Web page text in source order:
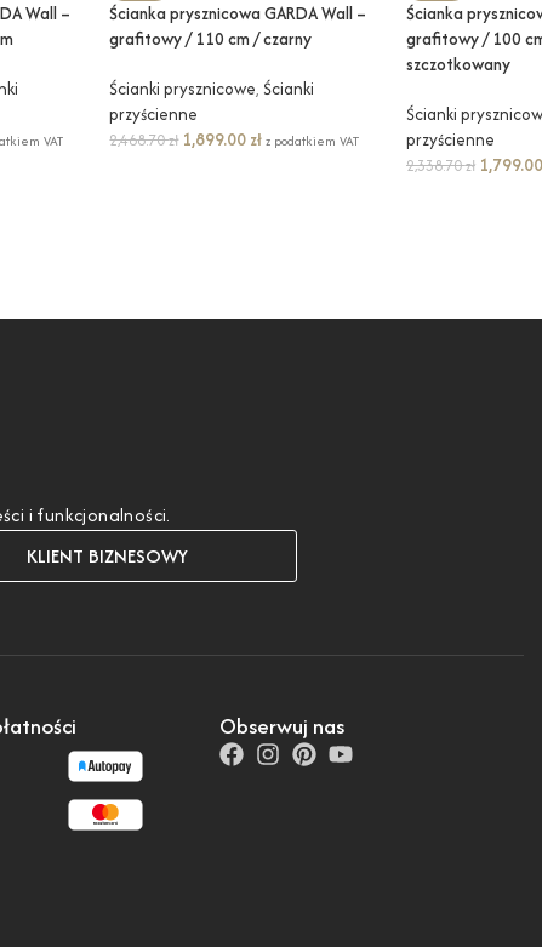
Wall –
VAT
Ścianka prysznicowa GARDA Wall –
grafitowy / 110 cm / czarny
Ścianki prysznicowe, Ścianki
przyścienne
2,468.70zł 1,899.00 zł z podatkiem VAT
Ścianka
grafitowy / 100
szczotkowany
Ścianki
przyścienne
2,338.70zł
i funkcjonalności.
KLIENT BIZNESOWY
Obserwuj nas